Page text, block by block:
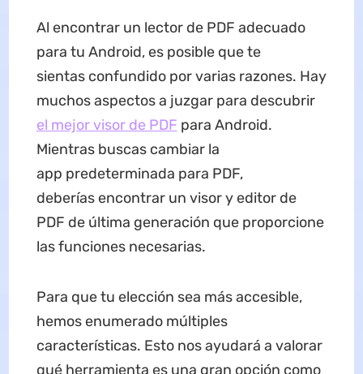
Al encontrar un lector de PDF adecuado
para tu Android, es posible que te
sientas confundido por varias razones. Hay
muchos aspectos a juzgar para descubrir
el mejor visor de PDF para Android.
Mientras buscas cambiar la
app predeterminada para PDF,
deberías encontrar un visor y editor de
PDF de última generación que proporcione
las funciones necesarias.
Para que tu elección sea más accesible,
hemos enumerado múltiples
características. Esto nos ayudará a valorar
qué herramienta es una gran opción como